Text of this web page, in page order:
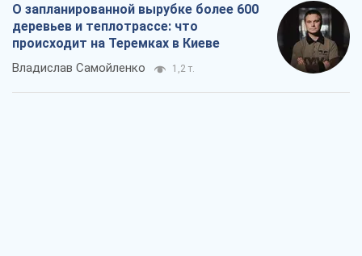
О запланированной вырубке более 600
деревьев и теплотрассе: что
происходит на Теремках в Киеве
Владислав Самойленко 1,2 т.